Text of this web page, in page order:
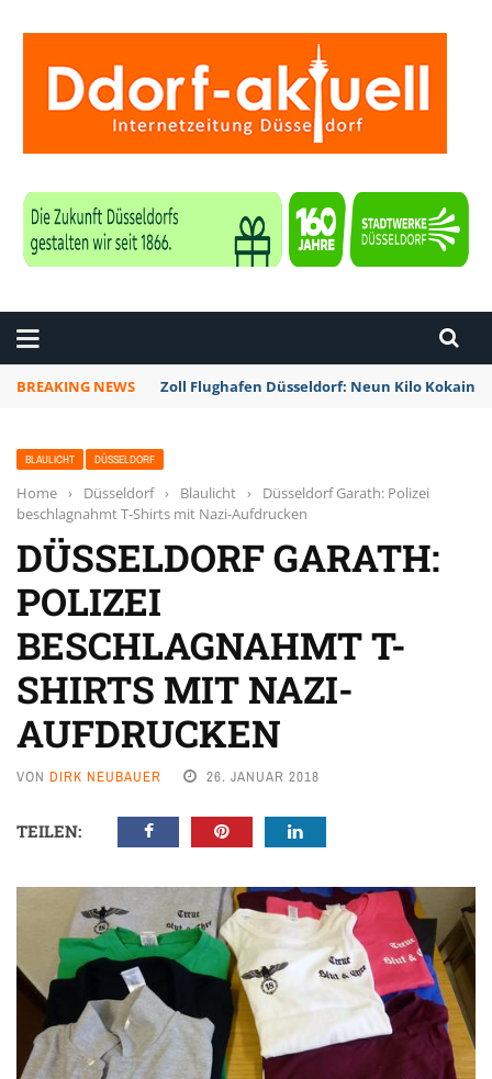
BREAKING NEWS Zoll Flughafen Düsseldorf: Neun Kilo Kokain
BLAULICHT DÜSSELDORF
Home › Düsseldorf › Blaulicht ›
Düsseldorf Garath: Polizei
beschlagnahmt T-Shirts mit Nazi-Aufdrucken
DÜSSELDORF GARATH:
POLIZEI
BESCHLAGNAHMT T-
SHIRTS MIT NAZI-
AUFDRUCKEN
VON DIRK NEUBAUER 26. JANUAR 2018
TEILEN: